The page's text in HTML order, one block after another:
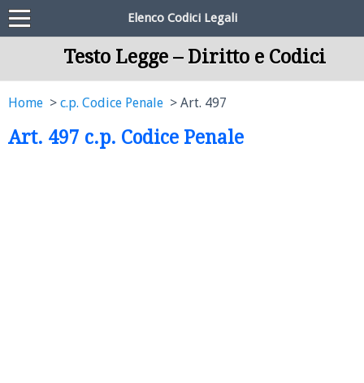
Elenco Codici Legali
Testo Legge – Diritto e Codici
Home c.p. Codice Penale Art. 497
Art. 497 c.p. Codice Penale